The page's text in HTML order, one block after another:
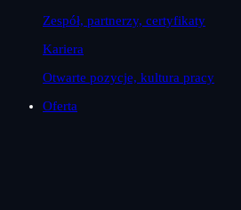
Zespół, partnerzy, certyfikaty
Kariera
Otwarte pozycje, kultura pracy
Oferta